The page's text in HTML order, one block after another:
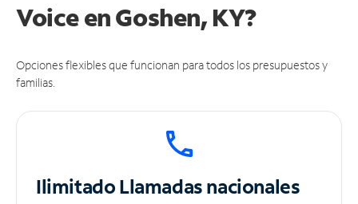
Voice en Goshen, KY?
Opciones flexibles que funcionan para todos los presupuestos y
familias.
IlimitadoLlamadas nacionales